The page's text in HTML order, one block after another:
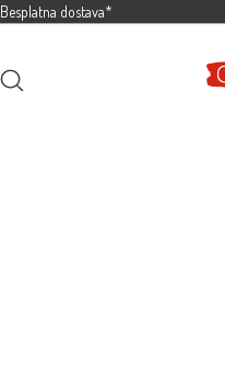
Besplatna dostava*